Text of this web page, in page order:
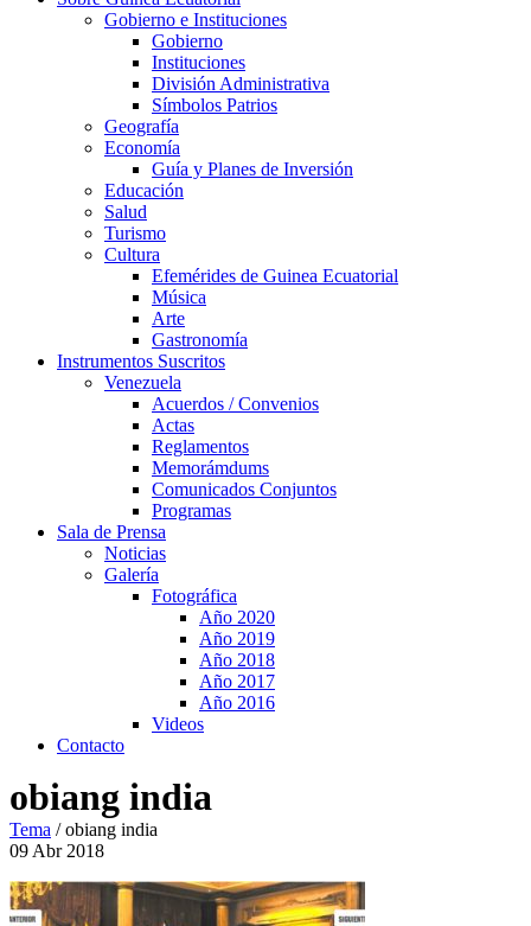
Gobierno e Instituciones
Gobierno
Instituciones
División Administrativa
Símbolos Patrios
Geografía
Economía
Guía y Planes de Inversión
Educación
Salud
Turismo
Cultura
Efemérides de Guinea Ecuatorial
Música
Arte
Gastronomía
Instrumentos Suscritos
Venezuela
Acuerdos / Convenios
Actas
Reglamentos
Memorámdums
Comunicados Conjuntos
Programas
Sala de Prensa
Noticias
Galería
Fotográfica
Año 2020
Año 2019
Año 2018
Año 2017
Año 2016
Videos
Contacto
obiang india
Tema /obiang india
09 Abr 2018